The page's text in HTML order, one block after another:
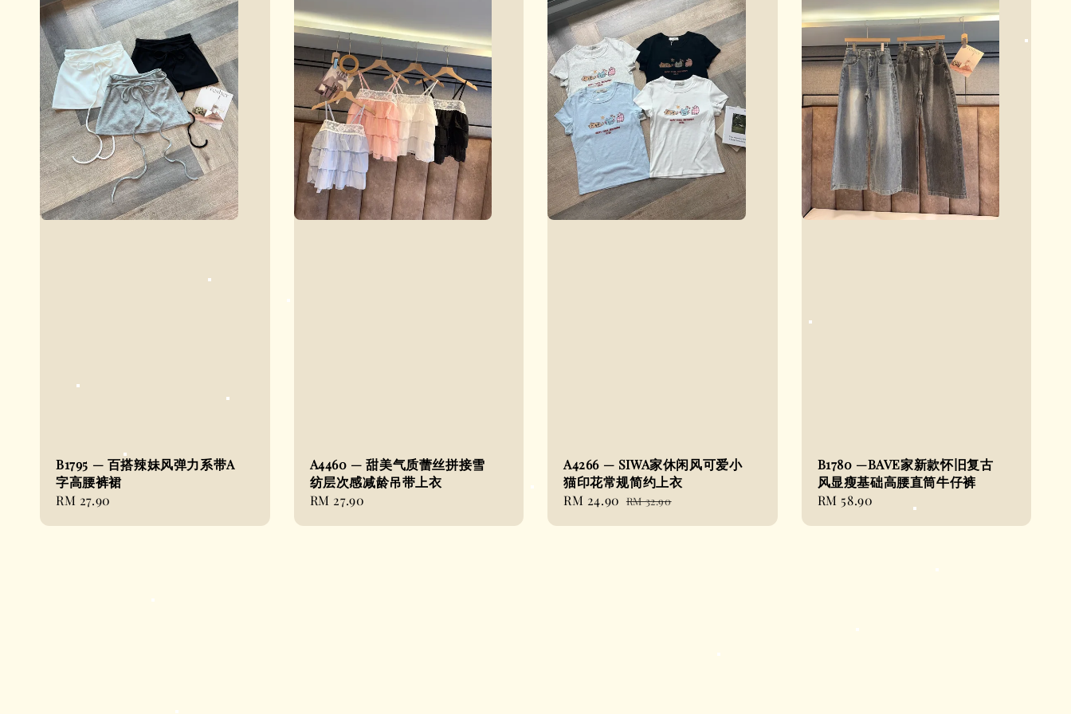
B1795 — 百搭辣妹风弹力系带A
字高腰裤裙
Regular
RM 27.90
A4460 — 甜美气质蕾丝拼接雪
纺层次感减龄吊带上衣
Regular
RM 27.90
A4266 — SIWA家休闲风可爱小
猫印花常规简约上衣
Sale
RM 24.90 Regular
RM 32.90
B1780 —BAVE家新款怀旧复古
风显瘦基础高腰直筒牛仔裤
Regular
RM 58.90